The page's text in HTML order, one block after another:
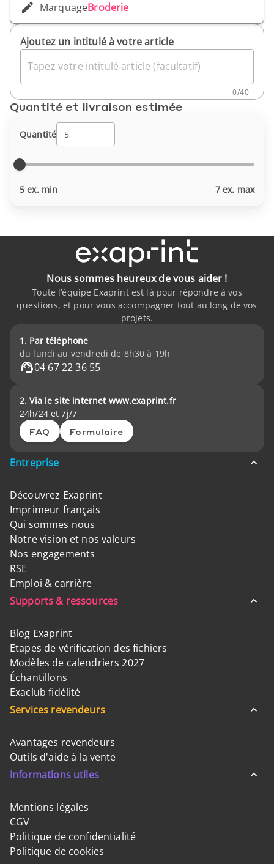
MarquageBroderie
Ajoutez un intitulé à votre article
Tapez votre intitulé article (facultatif)
0/40
Quantité et livraison estimée
Quantité
5 ex. min 7 ex. max
Nous sommes heureux de vous aider !
Toute l’équipe Exaprint est là pour répondre à vos
questions, et pour vous accompagner tout au long de vos
projets.
1. Par téléphone
du lundi au vendredi de 8h30 à 19h
04 67 22 36 55
2. Via le site internet www.exaprint.fr
24h/24 et 7j/7
FAQ Formulaire
Entreprise
Découvrez Exaprint
Imprimeur français
Qui sommes nous
Notre vision et nos valeurs
Nos engagements
RSE
Emploi & carrière
Supports & ressources
Blog Exaprint
Etapes de vérification des fichiers
Modèles de calendriers 2027
Échantillons
Exaclub fidélité
Services revendeurs
Avantages revendeurs
Outils d'aide à la vente
Informations utiles
Mentions légales
CGV
Politique de confidentialité
Politique de cookies